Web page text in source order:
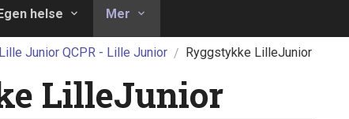
helse Mer
Lille Junior QCPR - Lille Junior Ryggstykke LilleJunior
LilleJunior